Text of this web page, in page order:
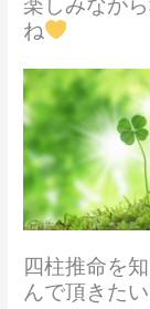
ね
四柱推命を
んで頂きた